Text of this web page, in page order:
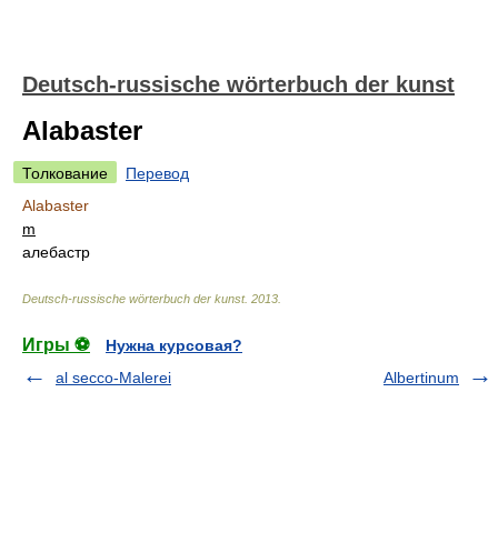
Deutsch-russische wörterbuch der kunst
Alabaster
Толкование
Перевод
Alabaster
m
алебастр
Deutsch-russische wörterbuch der kunst. 2013
Игры ⚽
Нужна курсовая?
al secco-Malerei
Albertinum